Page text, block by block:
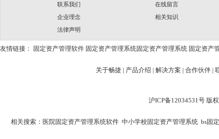
联系我们
企业理念
法律声明
在线留言
相关知识
友情链接： 固定资产管理软件 固定资产管理系统固定资产管理系统 固定资产
关于畅捷 | 产品介绍 | 解决方案 | 合作伙伴 |
沪ICP备12034531号 版
相关搜索： 医院固定资产管理系统软件 中小学校固定资产管理系统 bs固